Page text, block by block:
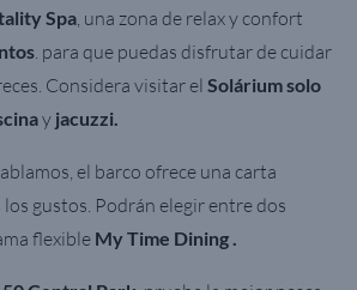
Spa, una zona de relax y confort
. para que puedas disfrutar de cuidar
Considera visitar el Solárium solo
y jacuzzi.
el barco ofrece una carta
gustos. Podrán elegir entre dos
flexible My Time Dining .